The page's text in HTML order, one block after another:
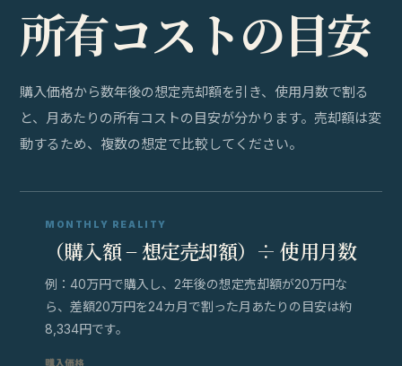
所有コス トの目安
購入価格から数年後の想定売却額を引き、使用月数で割る
と、月あたりの所有コストの目安が分かります。売却額は変
動するため、複数の想定で比較してください。
MONTHLY REALITY
（購入額 − 想定売却額）÷ 使用月数
例：40万円で購入し、2年後の想定売却額が20万円な
ら、差額20万円を24カ月で割った月あたりの目安は約
8,334円です。
購入価格